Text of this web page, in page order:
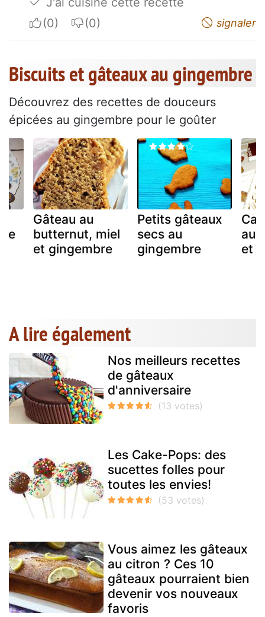
I apreciateI do not appreciate signaler
Biscuits et gâteaux au gingembre
Découvrez des recettes de douceurs
épicées au gingembre pour le goûter
Gâteau au
butternut, miel
et gingembre
Petits gâteaux
secs au
gingembre
et
A lire également
Nos meilleurs recettes
de gâteaux
d'anniversaire
Les Cake-Pops: des
sucettes folles pour
toutes les envies!
Vous aimez les gâteaux
au citron ? Ces 10
gâteaux pourraient bien
devenir vos nouveaux
favoris